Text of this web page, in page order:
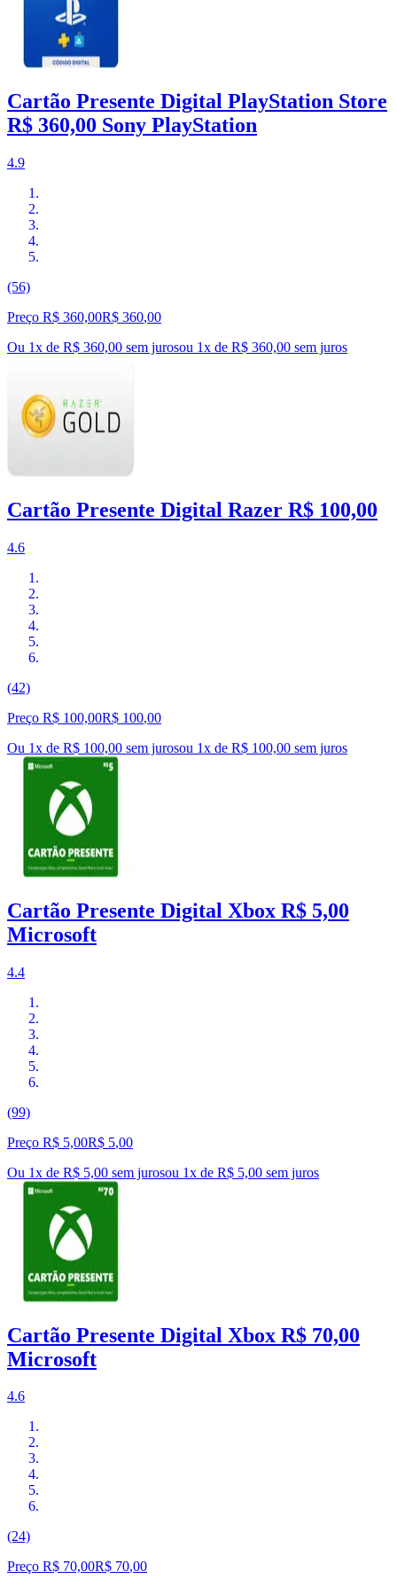
Cartão Presente Digital PlayStation Store
R$ 360,00 Sony PlayStation
4.9
(56)
Preço R$ 360,00R$ 360,00
Ou 1x de R$ 360,00 sem jurosou 1x de R$ 360,00 sem juros
Cartão Presente Digital Razer R$ 100,00
4.6
(42)
Preço R$ 100,00R$ 100,00
Ou 1x de R$ 100,00 sem jurosou 1x de R$ 100,00 sem juros
Cartão Presente Digital Xbox R$ 5,00
Microsoft
4.4
(99)
Preço R$ 5,00R$ 5,00
Ou 1x de R$ 5,00 sem jurosou 1x de R$ 5,00 sem juros
Cartão Presente Digital Xbox R$ 70,00
Microsoft
4.6
(24)
Preço R$ 70,00R$ 70,00